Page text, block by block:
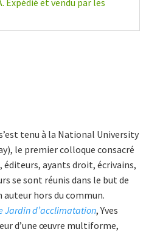
tenu à la National University
le premier colloque consacré
éditeurs, ayants droit, écrivains,
se sont réunis dans le but de
hors du commun.
Jardin d’acclimatation, Yves
d’une œuvre multiforme,